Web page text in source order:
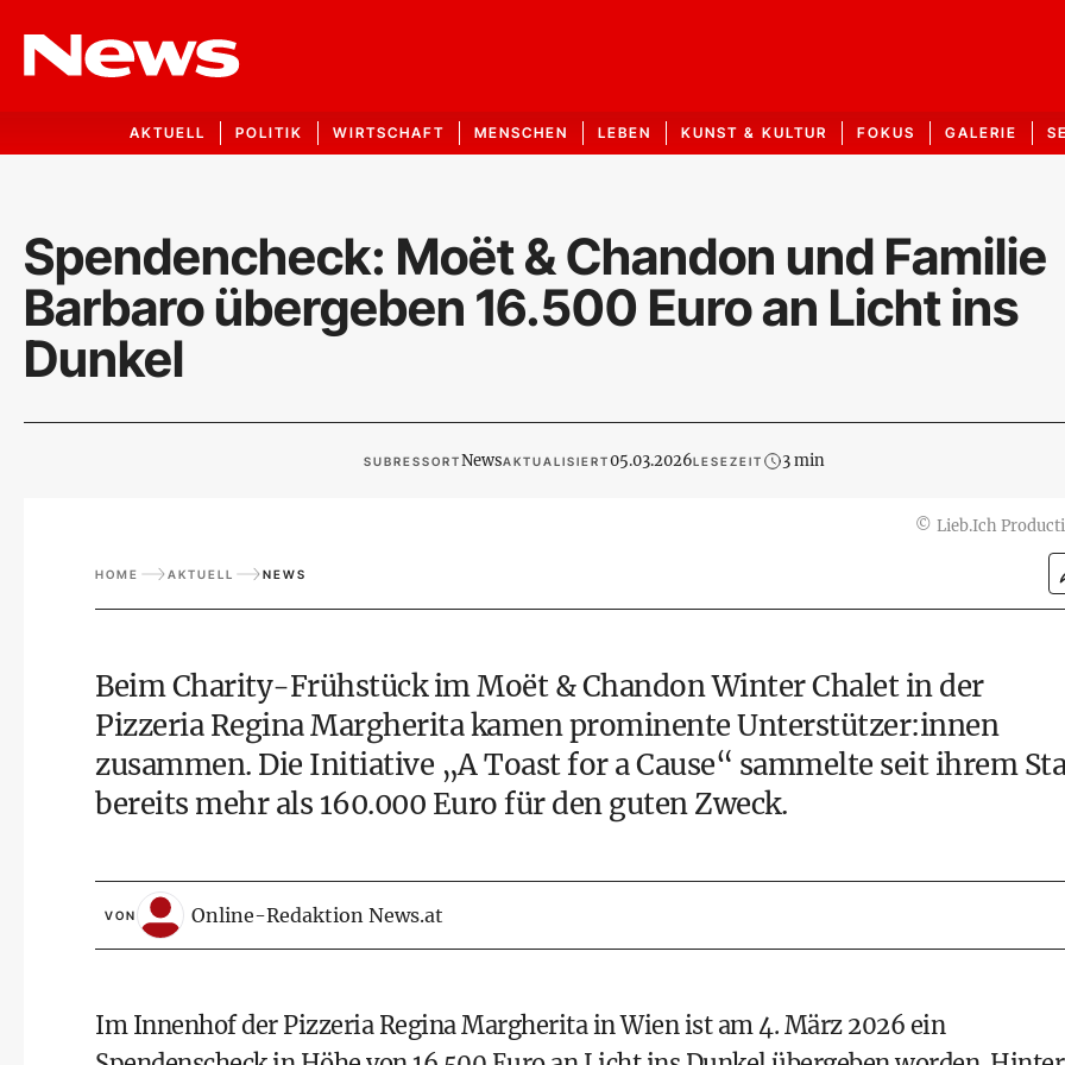
AKTUELL POLITIK WIRTSCHAFT MENSCHEN LEBEN KUNST & KULTUR FOKUS GALERIE
Spendencheck: Moët & Chandon und Familie
Barbaro übergeben 16.500 Euro an Licht ins
Dunkel
SUBRESSORTNewsAKTUALISIERT05.03.2026LESEZEIT 3 min
© Lieb.Ich
HOME AKTUELL NEWS
Beim Charity-Frühstück im Moët & Chandon Winter Chalet in der
Pizzeria Regina Margherita kamen prominente Unterstützer:innen
zusammen. Die Initiative „A Toast for a Cause“ sammelte seit ihrem
bereits mehr als 160.000 Euro für den guten Zweck.
VON Online-Redaktion News.at
Im Innenhof der Pizzeria Regina Margherita in Wien ist am 4. März 2026 ein